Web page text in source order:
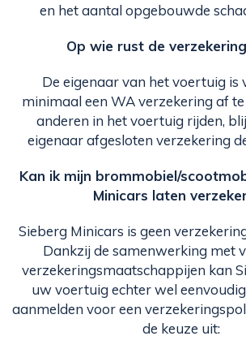
en het aantal opgebouwde
Op wie rust de
De eigenaar van het voertuig is
minimaal een WA verzekering af te
anderen in het voertuig rijden,
eigenaar afgesloten verzekering
Kan ik mijn brommobiel/
Minicars laten
Sieberg Minicars is geen
Dankzij de samenwerking met
verzekeringsmaatschappijen kan
uw voertuig echter wel
aanmelden voor een
de keuze uit: